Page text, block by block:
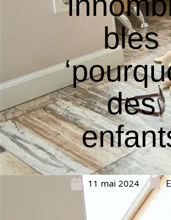
bles
des
11 mai 2024